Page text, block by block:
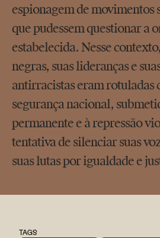
espionagem de movimentos
que pudessem questionar a
estabelecida. Nesse
negras, suas lideranças e
antirracistas eram rotuladas
segurança nacional,
permanente e à repressão
tentativa de silenciar suas
suas lutas por igualdade e
TAGS